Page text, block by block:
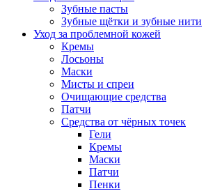
Зубные пасты
Зубные щётки и зубные нити
Уход за проблемной кожей
Кремы
Лосьоны
Маски
Мисты и спреи
Очищающие средства
Патчи
Средства от чёрных точек
Гели
Кремы
Маски
Патчи
Пенки